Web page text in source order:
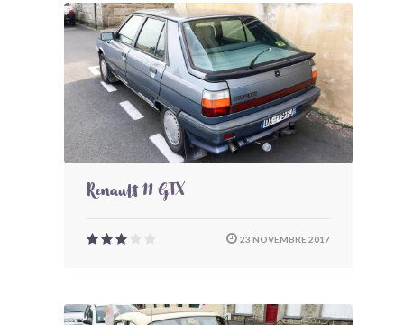
Renault 11 GTX
23 NOVEMBRE 2017